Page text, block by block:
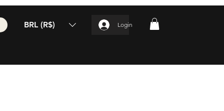
BRL (R$) Login